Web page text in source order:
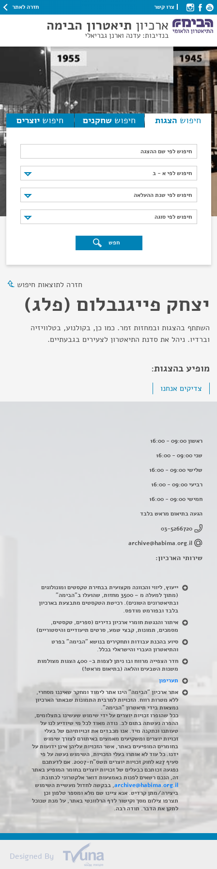
צרו קשר חזרה לאתר
ארכיון תיאטרון הבימה
בנדיבות: עדנה וארנן גבריאלי
חיפוש הצגות חיפוש שחקנים חיפוש יוצרים
חיפוש לפי שם ההצגה
חיפוש לפי א - ב
חיפוש לפי א - ב
חיפוש לפי שנת ההעלאה
חיפוש לפי שנת ההעלאה
חיפוש לפי סוגה
חיפוש לפי סוגה
חפש
חזרה לתוצאות חיפוש
יצחק פייגנבלום (פלג)
השתתף בהצגות ובמחזות זמר. כמו כן, בקולנוע, בטלוויזיה
וברדיו. ניהל את סדנת התיאטרון לצעירים בגבעתיים.
מופיע בהצגות:
צדיקים אנחנו
ראשון 09:00 - 16:00
שני 09:00 - 16:00
שלישי 09:00 - 16:00
רביעי 09:00 - 16:00
חמישי 09:00 - 16:00
הגעה בתיאום מראש בלבד
03-5266720
archive@habima.org.il
שירותי הארכיון:
ייעוץ, ליווי והכוונה מקצועית בבחירת טקסטים ומונולוגים
(מתוך למעלה מ – 3500 מחזות, שהועלו ב"הבימה"
ובתיאטרונים השונים). רכישת הטקסטים מתבצעת בארכיון
בלבד ובפורמט מודפס.
איתור והנגשת חומרי ארכיון נדירים (ספרים, טקסטים,
מסמכים, תמונות, קבצי שמע, סרטים תיעודיים והיסטוריים)
סיוע בהכנת עבודות ותחקירים בנושא "הבימה" בפרט
והתיאטרון העברי והישראלי בכלל.
חדר הצפייה מרווח ובו ניתן לצפות ב- 400 הצגות מצולמות
משנות השבעים והלאה (בתיאום מראש!)
תעריפון
אתר ארכיון "הבימה" הינו אתר לימוד ומחקר שאיננו מסחרי,
ללא מטרות רווח. הזכויות למרבית התמונות שבאתר הארכיון
נמצאות בידי תיאטרון "הבימה".
ככל שהופרו זכויות יוצרים על ידי שימוש שעשינו בתצלומים,
ההפרה נעשתה בתום לב. נודה מאוד לכל מי שיודיע לנו על
טעותנו ונתקנה מיד. אנו מכבדים את זכויותיהם של בעלי
זכויות יוצרים ומשקיעים מאמצים באיתורם לצורך שימוש
בחומרים המופיעים באתר, אשר הזכויות עליהן אינן ידועות על
ידנו. כל עוד לא אותרו בעלי הזכויות, השימוש נעשה על פי
סעיף 27א לחוק זכויות יוצרים תשס"ח-2007. אם לדעתכם
נפגעה זכותכם כבעלים של זכויות יוצרים בחומר המופיע באתר
זה, הנכם רשאים לפנות באמצעות דואר אלקטרוני לכתובת:
archive@habima.org.il, בבקשה לחדול מעשיית השימוש
ביצירה/מתן קרדיט. אנא ציינו שם מלא ומספר טלפון וכן
תצרפו צילום מסך וקישור לדף הרלוונטי באתר, על מנת שנוכל
לתקן את הדבר. תודה רבה.
Designed By